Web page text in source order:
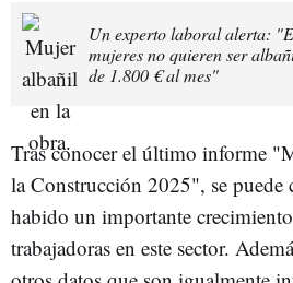
Un experto laboral alerta:
mujeres no quieren ser
de 1.800 € al mes"
Tras conocer el último informe
la Construcción 2025", se puede
habido un importante
trabajadoras en este sector.